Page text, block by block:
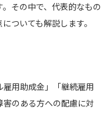
その中で、代表的なもの
ついても解説します。
用助成金」「継続雇用
のある方への配慮に対